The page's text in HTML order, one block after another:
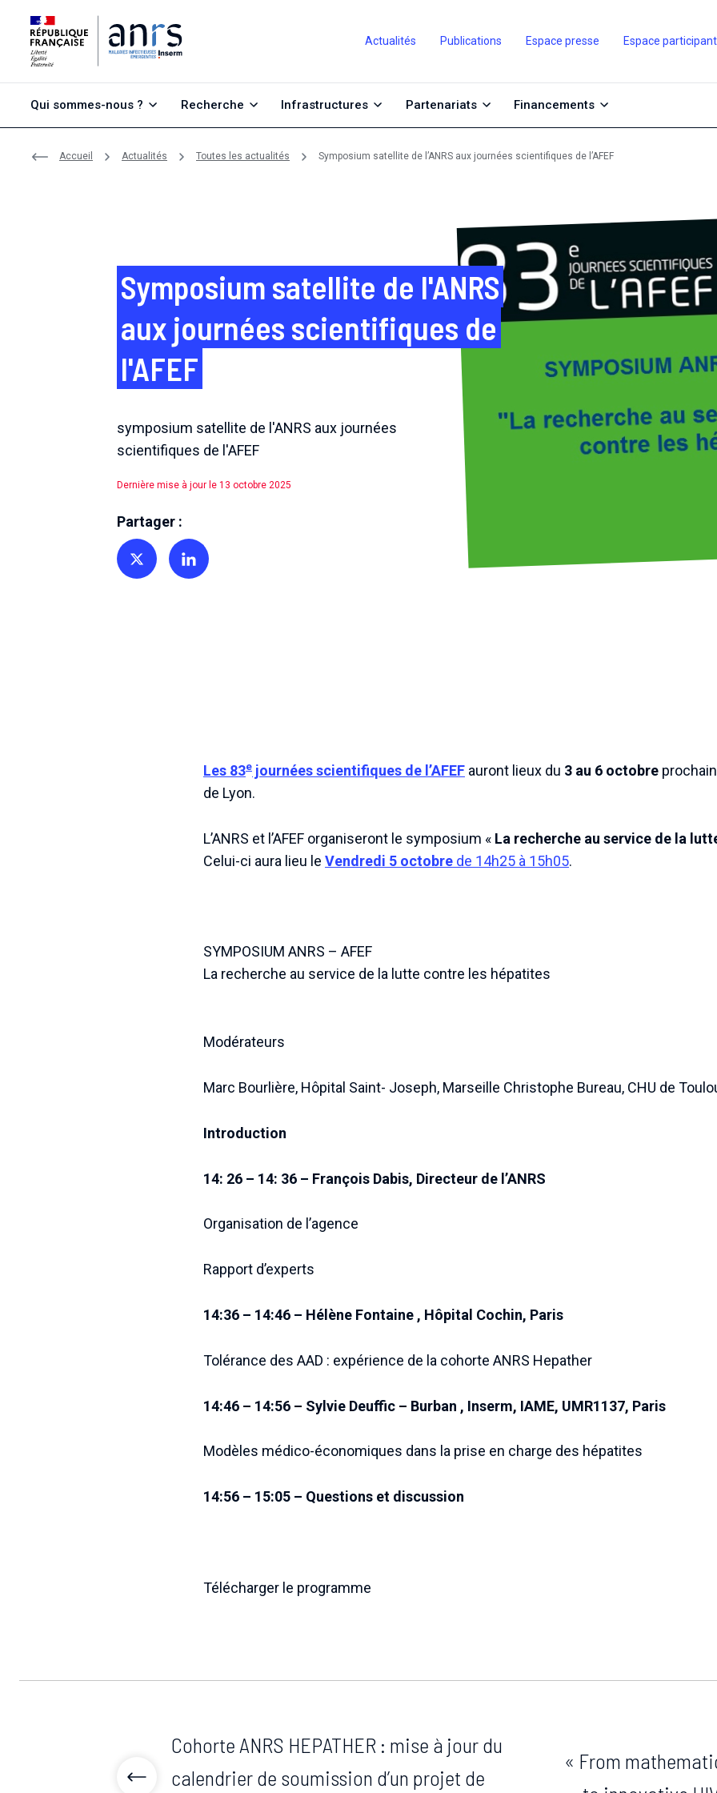
Actualités Publications Espace presse Espace
Qui sommes-nous ? Recherche Infrastructures Partenariats Financements
Accueil Actualités Toutes les actualités Symposium satellite de l’ANRS aux journées scientifiques de l’AFEF
Symposium satellite de l'ANRS
aux journées scientifiques de
l'AFEF
symposium satellite de l'ANRS aux journées
scientifiques de l'AFEF
Dernière mise à jour le 13 octobre 2025
Partager :
Partager sur TwitterPartager sur Linkedin
Les 83e journées scientifiques de l’AFEF auront lieux du 3 au 6 octobre
de Lyon.
L’ANRS et l’AFEF organiseront le symposium « La recherche au service de la
Celui-ci aura lieu le Vendredi 5 octobre de 14h25 à 15h05.
SYMPOSIUM ANRS – AFEF
La recherche au service de la lutte contre les hépatites
Modérateurs
Marc Bourlière, Hôpital Saint- Joseph, Marseille Christophe Bureau, CHU de
Introduction
14: 26 – 14: 36 – François Dabis, Directeur de l’ANRS
Organisation de l’agence
Rapport d’experts
14:36 – 14:46 – Hélène Fontaine , Hôpital Cochin, Paris
Tolérance des AAD : expérience de la cohorte ANRS Hepather
14:46 – 14:56 – Sylvie Deuffic – Burban , Inserm, IAME, UMR1137, Paris
Modèles médico-économiques dans la prise en charge des hépatites
14:56 – 15:05 – Questions et discussion
Télécharger le programme
Cohorte ANRS HEPATHER : mise à jour du
calendrier de soumission d’un projet de
« From